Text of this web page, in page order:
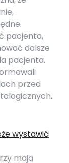
pacjenta,
dalsze
pacjenta.
przed
wystawić
mają